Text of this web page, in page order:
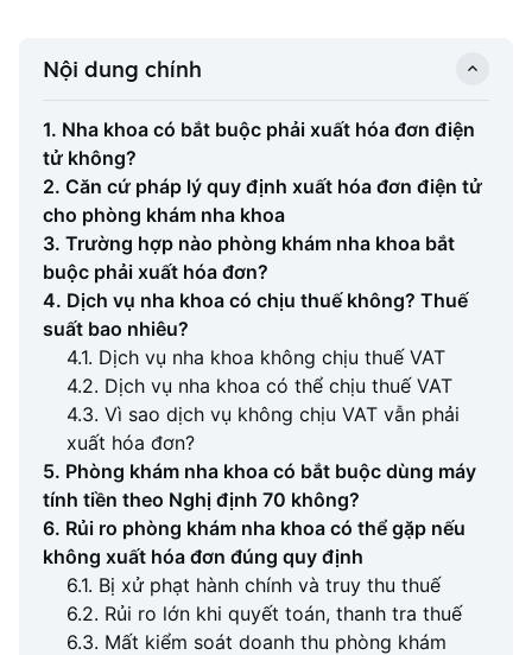
Nội dung chính
1. Nha khoa có bắt buộc phải xuất hóa đơn điện
tử không?
2. Căn cứ pháp lý quy định xuất hóa đơn điện tử
cho phòng khám nha khoa
3. Trường hợp nào phòng khám nha khoa bắt
buộc phải xuất hóa đơn?
4. Dịch vụ nha khoa có chịu thuế không? Thuế
suất bao nhiêu?
4.1. Dịch vụ nha khoa không chịu thuế VAT
4.2. Dịch vụ nha khoa có thể chịu thuế VAT
4.3. Vì sao dịch vụ không chịu VAT vẫn phải
xuất hóa đơn?
5. Phòng khám nha khoa có bắt buộc dùng máy
tính tiền theo Nghị định 70 không?
6. Rủi ro phòng khám nha khoa có thể gặp nếu
không xuất hóa đơn đúng quy định
6.1. Bị xử phạt hành chính và truy thu thuế
6.2. Rủi ro lớn khi quyết toán, thanh tra thuế
6.3. Mất kiểm soát doanh thu phòng khám